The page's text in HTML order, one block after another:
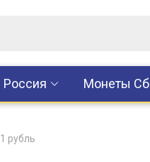
Россия Монеты
1 рубль